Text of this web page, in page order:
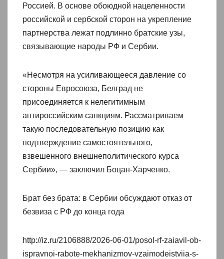
Россией. В основе обоюдной нацеленности
российской и сербской сторон на укрепление
партнерства лежат подлинно братские узы,
связывающие народы РФ и Сербии.
«Несмотря на усиливающееся давление со
стороны Евросоюза, Белград не
присоединяется к нелегитимным
антироссийским санкциям. Рассматриваем
такую последовательную позицию как
подтверждение самостоятельного,
взвешенного внешнеполитического курса
Сербии», — заключил Боцан-Харченко.
Брат без брата: в Сербии обсуждают отказ от
безвиза с РФ до конца года
http://iz.ru/2106888/2026-06-01/posol-rf-zaiavil-ob-
ispravnoi-rabote-mekhanizmov-vzaimodeistviia-s-